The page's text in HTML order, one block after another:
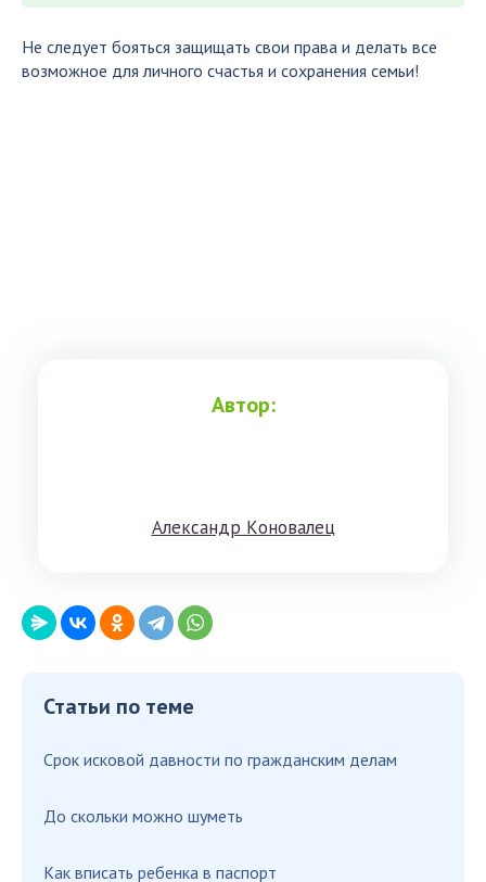
Не следует бояться защищать свои права и делать все
возможное для личного счастья и сохранения семьи!
Автор:
Aлeксандр Кoнoвaлeц
Статьи по теме
Срок исковой давности по гражданским делам
До скольки можно шуметь
Как вписать ребенка в паспорт